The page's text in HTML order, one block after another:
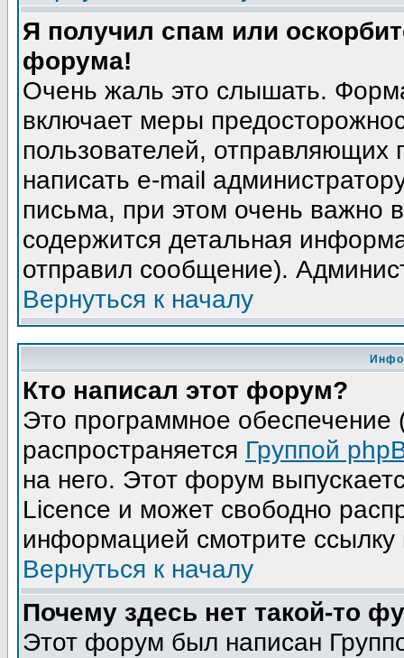
Я получил спам или
форума!
Очень жаль это слышать.
включает меры
пользователей,
написать e-mail
письма, при этом очень важно
содержится детальная
отправил сообщение).
Вернуться к началу
Кто написал этот форум?
Это программное
распространяется Группой
на него. Этот форум
Licence и может свободно
информацией смотрите ссылку
Вернуться к началу
Почему здесь нет такой-то
Этот форум был написан